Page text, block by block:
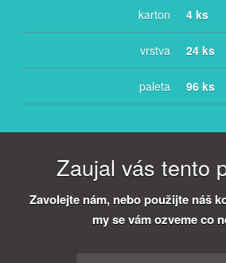
karton 4 ks
vrstva 24 ks
paleta 96 ks
Zaujal vás tento
Zavolejte nám, nebo použijte náš
my se vám ozveme co